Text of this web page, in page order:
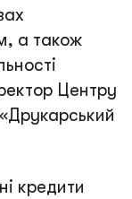
а також
Центру
«Друкарський
кредити